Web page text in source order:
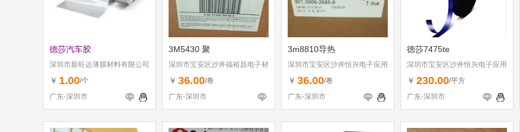
德莎汽车胶
深圳市新旺达薄膜材料有限公司
￥ 1.00/个
广东-深圳市
3M5430 聚
深圳市宝安区沙井福裕昌电子材
料行
￥ 36.00/卷
广东-深圳市
3m8810导热
深圳市宝安区沙井恒兴电子应用
材料行
￥ 36.00/卷
广东-深圳市
德莎7475te
深圳市宝安区沙井恒兴电子应用
材料行
￥ 230.00/平方
广东-深圳市